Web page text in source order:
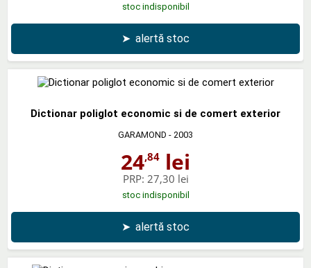
stoc indisponibil
➤ alertă stoc
Dictionar poliglot economic si de comert exterior
GARAMOND - 2003
24,84 lei
PRP: 27,30 lei
stoc indisponibil
➤ alertă stoc